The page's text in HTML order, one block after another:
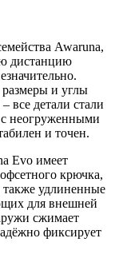
Awaruna,
дистанцию
и углы
все детали стали
неогруженными
и точен.
Evo имеет
крючка,
также удлиненные
для внешней
сжимает
фиксирует